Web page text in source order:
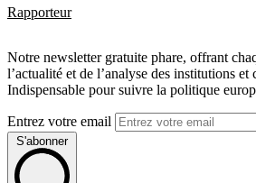
Rapporteur
Notre newsletter gratuite phare, offrant
l’actualité et de l’analyse des institutions et
Indispensable pour suivre la politique
Entrez votre email
S'abonner